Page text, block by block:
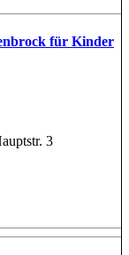
für Kinder
3